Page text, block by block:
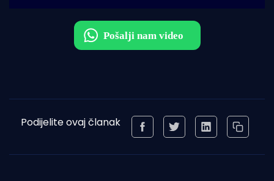
Podijelite ovaj članak